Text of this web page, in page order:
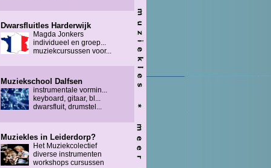
Dwarsfluitles Harderwijk
Magda Jonkers
individueel en groep...
muziekcursussen voor...
Muziekschool Dalfsen
instrumentale vormin...
keyboard, gitaar, bl...
dwarsfluit, drumstel...
Muziekles in Leiderdorp?
Het Muziekcolectief
diverse instrumenten
workshops cursussen